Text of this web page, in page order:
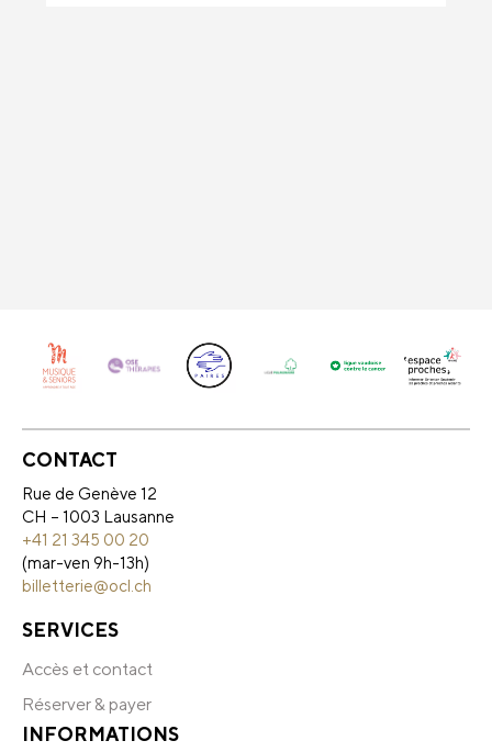
CONTACT
Rue de Genève 12
CH – 1003 Lausanne
+41 21 345 00 20
(mar-ven 9h-13h)
billetterie@ocl.ch
SERVICES
Accès et contact
Réserver & payer
INFORMATIONS